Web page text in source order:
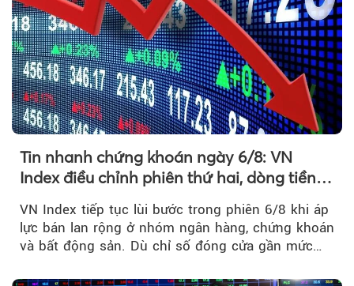
Tin nhanh chứng khoán ngày 6/8: VN
Index điều chỉnh phiên thứ hai, dòng tiền
VN Index tiếp tục lùi bước trong phiên 6/8 khi áp
lực bán lan rộng ở nhóm ngân hàng, chứng khoán
và bất động sản. Dù chỉ số đóng cửa gần mức